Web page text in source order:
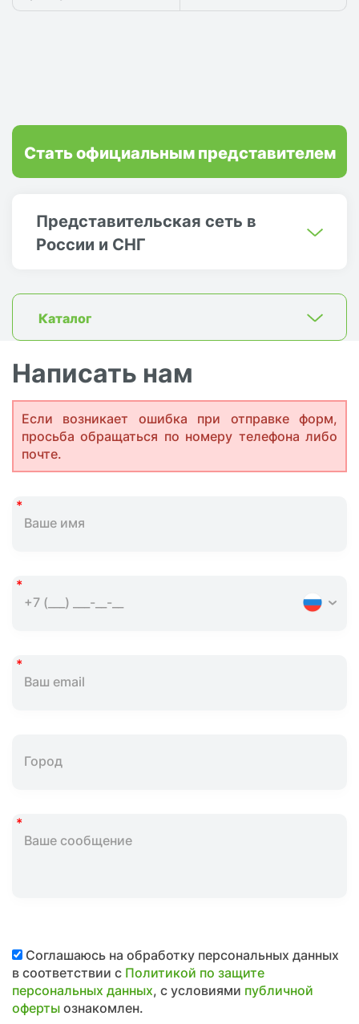
Представительская сеть в
России и СНГ
Стать официальным представителем
Каталог
Написать нам
Если возникает ошибка при отправке форм,
просьба обращаться по номеру телефона либо
почте.
Соглашаюсь на обработку персональных данных
в соответствии с Политикой по защите
персональных данных, с условиями публичной
офертыознакомлен.